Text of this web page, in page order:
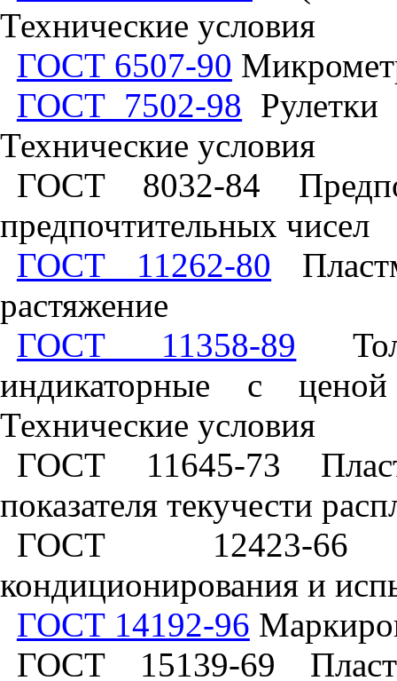
Технические условия
ГОСТ 6507-90
ГОСТ 7502-98 Рулетки
Технические условия
ГОСТ 8032-84
предпочтительных чисел
ГОСТ 11262-80
растяжение
ГОСТ 11358-89
индикаторные с
Технические условия
ГОСТ 11645-73
показателя текучести
ГОСТ 12423-66
кондиционирования и
ГОСТ 14192-96
ГОСТ 15139-69